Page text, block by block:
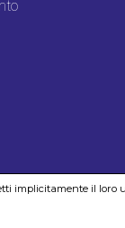
implicitamente il loro